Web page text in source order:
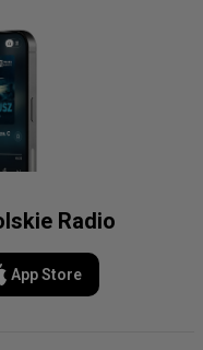
Radio
App Store